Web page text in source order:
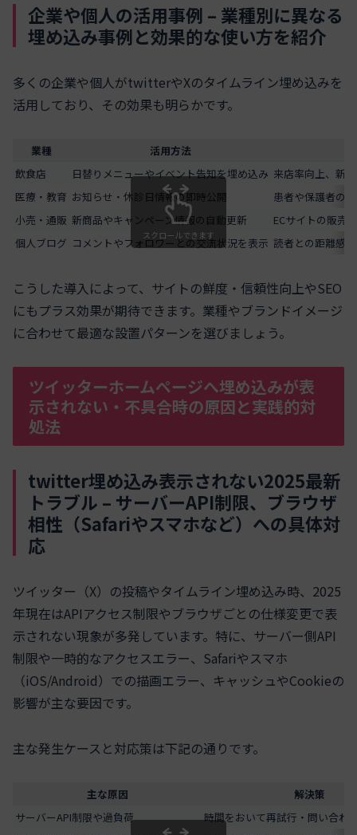
企業や個人の活用事例 – 業種別に異なる
埋め込み事例と効果的な使い方を紹介
多くの企業や個人がtwitterやXのタイムライン埋め込みを
活用しており、その効果も明らかです。
業種 活用方法
飲食店
日替りメニューやイベント告知を埋め込み 来店率向上、新
医療・教育 お知らせ・休診日情報の即時公開
患者や保護者の
小売・通販 新商品やキャンペーン情報の自動更新
ECサイトの販売
個人ブログ コメントやフォロワーとの交流状況を表示 読者との距離感
スクロールできます
こうした導入によって、サイトの鮮度・信頼性向上やSEO
にもプラス効果が期待できます。業種やブランドイメージ
に合わせて最適な設置パターンを選びましょう。
ツイッターホームページへ埋め込みが表
示されない・不具合時の原因と実践的対
処法
twitter埋め込み表示されない2025最新
トラブル – サーバーAPI制限、ブラウザ
相性（Safariやスマホなど）への具体対
応
ツイッター（X）の投稿やタイムライン埋め込み時、2025
年現在はAPIアクセス制限やブラウザごとの仕様変更で表
示されない現象が多発しています。特に、サーバー側API
制限や一時的なアクセスエラー、Safariやスマホ
（iOS/Android）での描画エラー、キャッシュやCookieの
影響が主な要因です。
主な発生ケースと対応策は下記の通りです。
主な原因
解決策
サーバーAPI制限や過負荷
時間をおいて再試行・問い合わ